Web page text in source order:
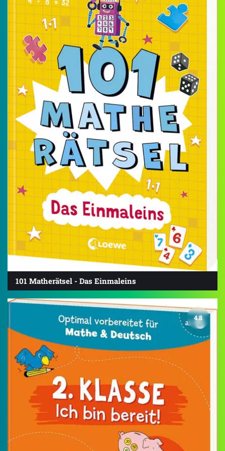
101 Matherätsel - Das Einmaleins
4.8